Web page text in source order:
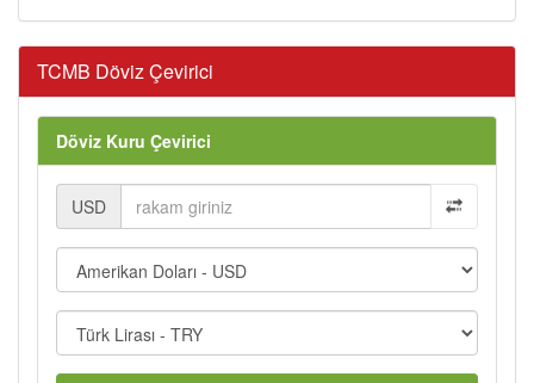
TCMB Döviz Çevirici
Döviz Kuru Çevirici
USD